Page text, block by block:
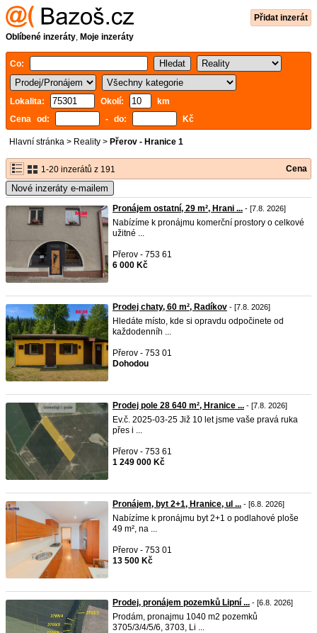
Přidat inzerát
Oblíbené inzeráty, Moje inzeráty
Co:
Lokalita: Okolí:
km
Cena od:
- do: Kč
Hlavní stránka > Reality > Přerov - Hranice 1
1-20 inzerátů z 191 Cena
Nové inzeráty e-mailem
Pronájem ostatní, 29 m², Hrani ... - [7.8. 2026]
Nabízíme k pronájmu komerční prostory o celkové
užitné ...
Přerov - 753 61
6 000 Kč
Prodej chaty, 60 m², Radíkov - [7.8. 2026]
Hledáte místo, kde si opravdu odpočinete od
každodenníh ...
Přerov - 753 01
Dohodou
Prodej pole 28 640 m², Hranice ... - [7.8. 2026]
Ev.č. 2025-03-25 Již 10 let jsme vaše pravá ruka
přes i ...
Přerov - 753 61
1 249 000 Kč
Pronájem, byt 2+1, Hranice, ul ... - [6.8. 2026]
Nabízíme k pronájmu byt 2+1 o podlahové ploše
49 m², na ...
Přerov - 753 01
13 500 Kč
Prodej, pronájem pozemků Lipní ... - [6.8. 2026]
Prodám, pronajmu 1040 m2 pozemků
3705/3/4/5/6, 3703, Li ...